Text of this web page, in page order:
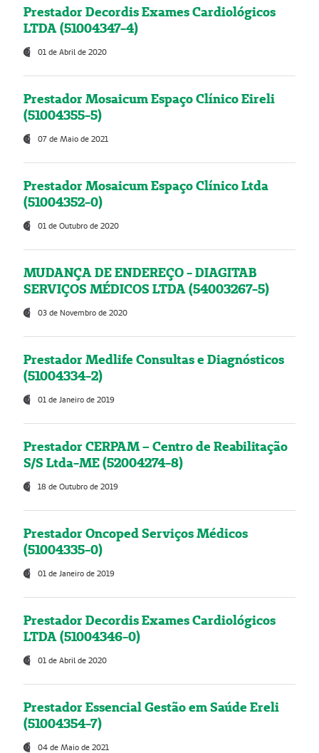
Prestador Decordis Exames Cardiológicos
LTDA (51004347-4)
01 de Abril de 2020
Prestador Mosaicum Espaço Clínico Eireli
(51004355-5)
07 de Maio de 2021
Prestador Mosaicum Espaço Clínico Ltda
(51004352-0)
01 de Outubro de 2020
MUDANÇA DE ENDEREÇO - DIAGITAB
SERVIÇOS MÉDICOS LTDA (54003267-5)
03 de Novembro de 2020
Prestador Medlife Consultas e Diagnósticos
(51004334-2)
01 de Janeiro de 2019
Prestador CERPAM – Centro de Reabilitação
S/S Ltda-ME (52004274-8)
18 de Outubro de 2019
Prestador Oncoped Serviços Médicos
(51004335-0)
01 de Janeiro de 2019
Prestador Decordis Exames Cardiológicos
LTDA (51004346-0)
01 de Abril de 2020
Prestador Essencial Gestão em Saúde Ereli
(51004354-7)
04 de Maio de 2021